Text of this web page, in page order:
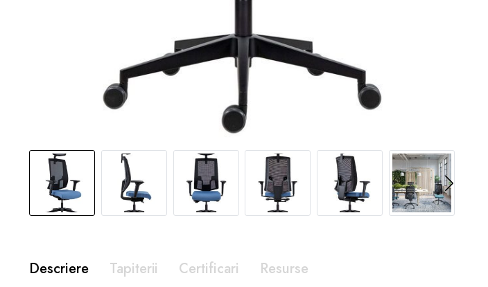
Tapiterii Certificari Resurse
Descriere